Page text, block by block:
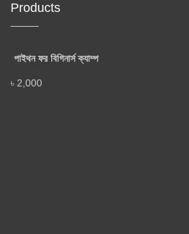
Products
পাইথন ফর বিগিনার্স ক্যাম্প
৳ 2,000